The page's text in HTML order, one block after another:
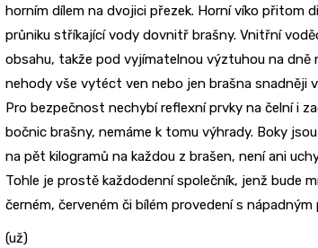
horním dílem na dvojici přezek. Horní víko přitom
průniku stříkající vody dovnitř brašny. Vnitřní
obsahu, takže pod vyjímatelnou výztuhou na
nehody vše vytéct ven nebo jen brašna snadněji
Pro bezpečnost nechybí reflexní prvky na čelní i
bočnic brašny, nemáme k tomu výhrady. Boky
na pět kilogramů na každou z brašen, není ani
Tohle je prostě každodenní společník, jenž bude
černém, červeném či bílém provedení s
(už)